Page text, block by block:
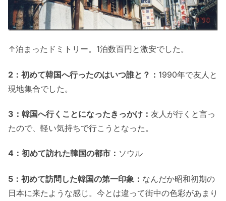
↑泊まったドミトリー。1泊数百円と激安でした。
2：初めて韓国へ行ったのはいつ誰と？： 1990年で友人と
現地集合でした。
3：韓国へ行くことになったきっかけ： 友人が行くと言っ
たので、軽い気持ちで行こうとなった。
4：初めて訪れた韓国の都市： ソウル
5：初めて訪問した韓国の第一印象： なんだか昭和初期の
日本に来たような感じ。今とは違って街中の色彩があまり